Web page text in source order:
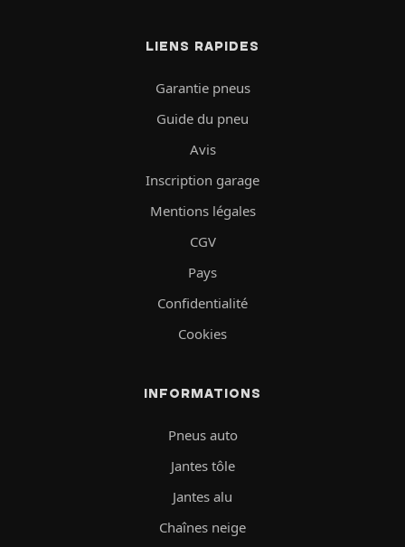
LIENS RAPIDES
Garantie pneus
Guide du pneu
Avis
Inscription garage
Mentions légales
CGV
Pays
Confidentialité
Cookies
INFORMATIONS
Pneus auto
Jantes tôle
Jantes alu
Chaînes neige